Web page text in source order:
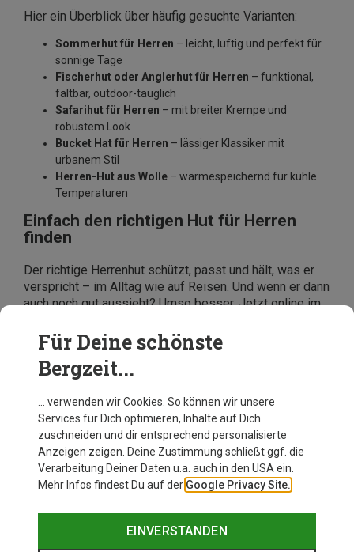
Hier ein Überblick über häufig gesuchte Varianten:
Sommerhut für Herren – leicht, luftig und perfekt für
sonnige Tage
Fischerhut oder Anglerhut für Herren – funktional,
faltbar, outdoor-tauglich
Safarihut für Herren – mit breiter Krempe und
robustem Look
Bucket Hat für Herren – lässiger Klassiker mit
urbanem Stil
Herren-Hut aus Wolle – wärmespeichernd für kühle
Temperaturen
Einfach den richtigen Hut für Herren
finden
Der richtige Herrenhut schützt, passt und hält, was er
verspricht – im Alltag wie auf Reisen. Und wenn er dann
auch noch gut aussieht? Umso besser. Jetzt online im
entdecken – für draußen, fürs Angeln, für jeden Tag.
Für Deine schönste
Bergzeit...
… verwenden wir Cookies. So können wir unsere
Services für Dich optimieren, Inhalte auf Dich
zuschneiden und dir entsprechend personalisierte
Anzeigen zeigen. Deine Zustimmung schließt ggf. die
Verarbeitung Deiner Daten u.a. auch in den USA ein.
Mehr Infos findest Du auf der Google Privacy Site.
EINVERSTANDEN